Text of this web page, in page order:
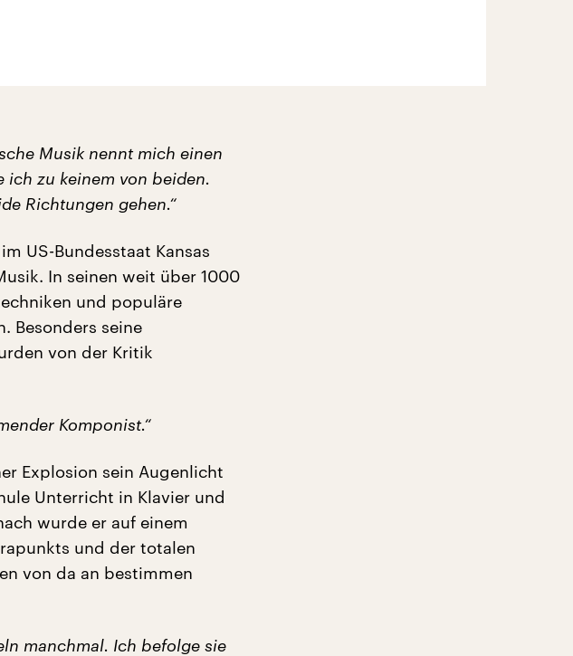
Musik nennt mich einen
ich zu keinem von beiden.
Richtungen gehen.“
US-Bundesstaat Kansas
In seinen weit über 1000
und populäre
Besonders seine
von der Kritik
Komponist.“
Explosion sein Augenlicht
Unterricht in Klavier und
wurde er auf einem
und der totalen
von da an bestimmen
manchmal. Ich befolge sie